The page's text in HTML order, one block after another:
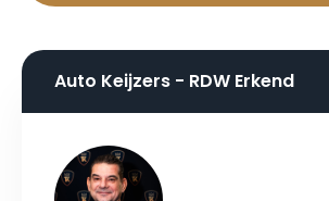
Auto Keijzers - RDW Erkend